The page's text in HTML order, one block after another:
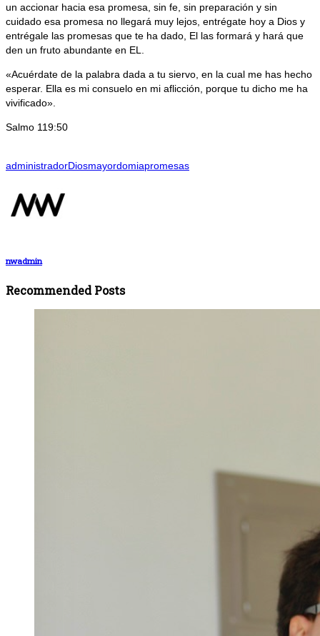
un accionar hacia esa promesa, sin fe, sin preparación y sin
cuidado esa promesa no llegará muy lejos, entrégate hoy a Dios y
entrégale las promesas que te ha dado, El las formará y hará que
den un fruto abundante en EL.
«Acuérdate de la palabra dada a tu siervo, en la cual me has hecho
esperar. Ella es mi consuelo en mi aflicción, porque tu dicho me ha
vivificado».
Salmo 119:50
administradorDiosmayordomiapromesas
nwadmin
Recommended Posts